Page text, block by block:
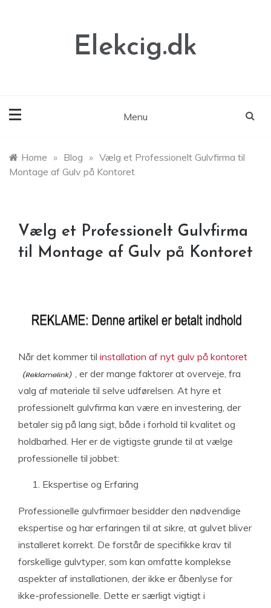
Elekcig.dk
Menu
Home » Blog » Vælg et Professionelt Gulvfirma til
Montage af Gulv på Kontoret
Vælg et Professionelt Gulvfirma
til Montage af Gulv på Kontoret
Når det kommer til installation af nyt gulv på kontoret
, er der mange faktorer at overveje, fra
valg af materiale til selve udførelsen. At hyre et
professionelt gulvfirma kan være en investering, der
betaler sig på lang sigt, både i forhold til kvalitet og
holdbarhed. Her er de vigtigste grunde til at vælge
professionelle til jobbet:
Ekspertise og Erfaring
Professionelle gulvfirmaer besidder den nødvendige
ekspertise og har erfaringen til at sikre, at gulvet bliver
installeret korrekt. De forstår de specifikke krav til
forskellige gulvtyper, som kan omfatte komplekse
aspekter af installationen, der ikke er åbenlyse for
ikke-professionelle. Dette er særligt vigtigt i